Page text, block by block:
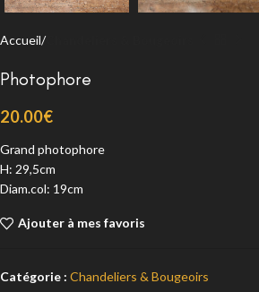
Accueil Chandeliers & Bougeoirs
Photophore
20.00€
Grand photophore
H: 29,5cm
Diam.col: 19cm
Ajouter à mes favoris
Catégorie : Chandeliers & Bougeoirs